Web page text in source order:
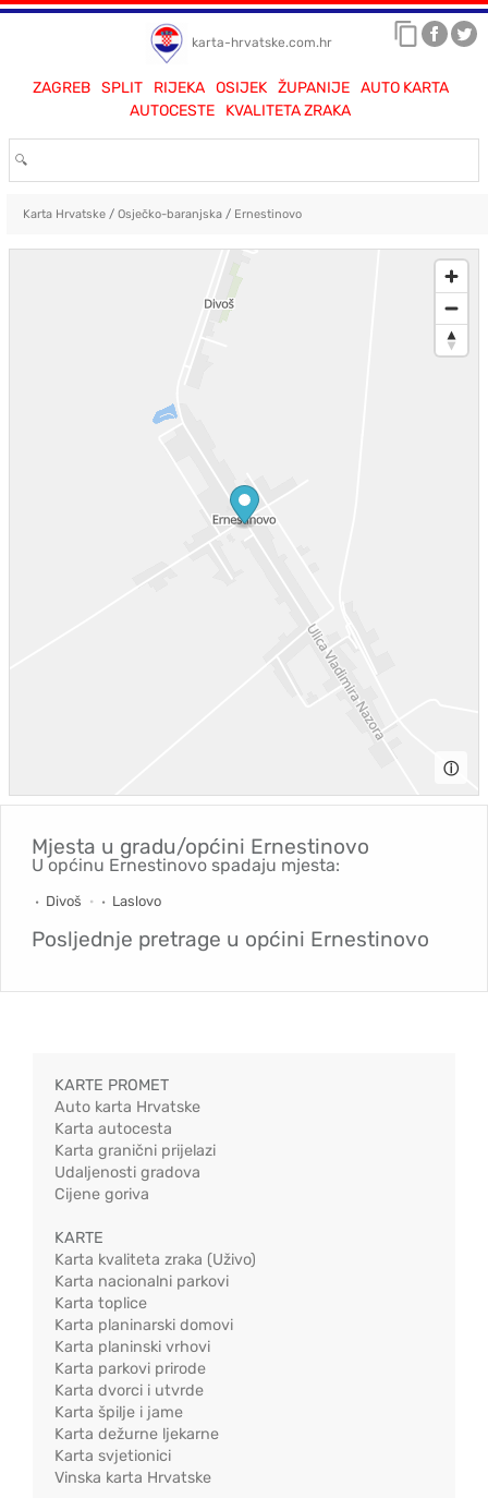
karta-hrvatske.com.hr
ZAGREB SPLIT RIJEKA OSIJEK ŽUPANIJE
AUTO KARTA
AUTOCESTE
KVALITETA ZRAKA
Karta Hrvatske/ Osječko-baranjska/ Ernestinovo
ⓘ
Mjesta u gradu/općini Ernestinovo
U općinu Ernestinovo spadaju mjesta:
Divoš Laslovo
Posljednje pretrage u općini Ernestinovo
KARTE PROMET
Auto karta Hrvatske
Karta autocesta
Karta granični prijelazi
Udaljenosti gradova
Cijene goriva
KARTE
Karta kvaliteta zraka (Uživo)
Karta nacionalni parkovi
Karta toplice
Karta planinarski domovi
Karta planinski vrhovi
Karta parkovi prirode
Karta dvorci i utvrde
Karta špilje i jame
Karta dežurne ljekarne
Karta svjetionici
Vinska karta Hrvatske